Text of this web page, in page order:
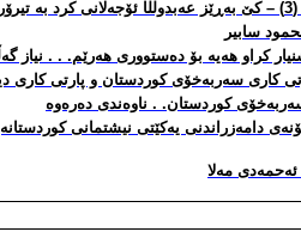
ك
سابیر
كاری سه‌ربه‌خۆی كوردستان و پارتی كاری
سه‌ربه‌خۆی كوردستان. . ناوه‌ندی ده‌ره‌وه‌
دامه‌زراندنی یه‌كێتی نیشتمانی
مه‌لا